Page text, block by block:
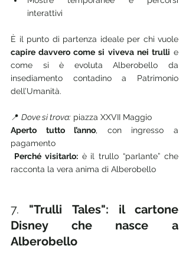
interattivi
capire davvero come si viveva nei trulli e
come si è evoluta Alberobello da
insediamento contadino a Patrimonio
dell’Umanità.
📍 Dove si trova: piazza XXVII Maggio
Aperto tutto l’anno, con ingresso a
pagamento
Perché visitarlo: è il trullo “parlante” che
racconta la vera anima di Alberobello
7. "Trulli Tales": il cartone
Disney che nasce a
Alberobello